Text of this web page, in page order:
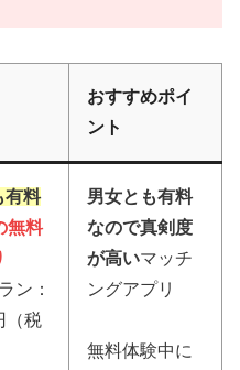
おすすめポイ
ント
有料
無料
ン：
（税
男女とも有料
なので真剣度
が高いマッチ
ングアプリ
無料体験中に